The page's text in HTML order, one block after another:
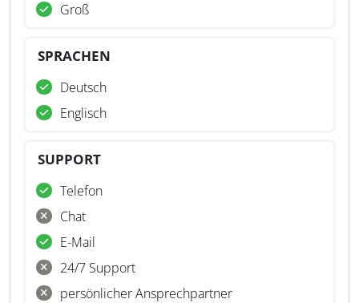
Groß
SPRACHEN
Deutsch
Englisch
SUPPORT
Telefon
Chat
E-Mail
24/7 Support
persönlicher Ansprechpartner